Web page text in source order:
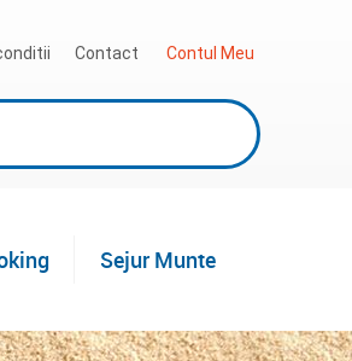
Contact Contul Meu
Sejur Munte